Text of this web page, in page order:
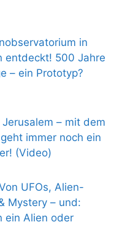
in
entdeckt! 500 Jahre
– ein Prototyp?
– mit dem
immer noch ein
(Video)
UFOs, Alien-
Mystery – und:
ein Alien oder